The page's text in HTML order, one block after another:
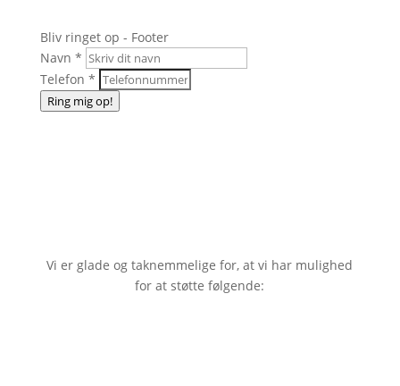
Bliv ringet op - Footer
Navn *
Telefon *
Ring mig op!
Vi er glade og taknemmelige for, at vi har mulighed
for at støtte følgende: